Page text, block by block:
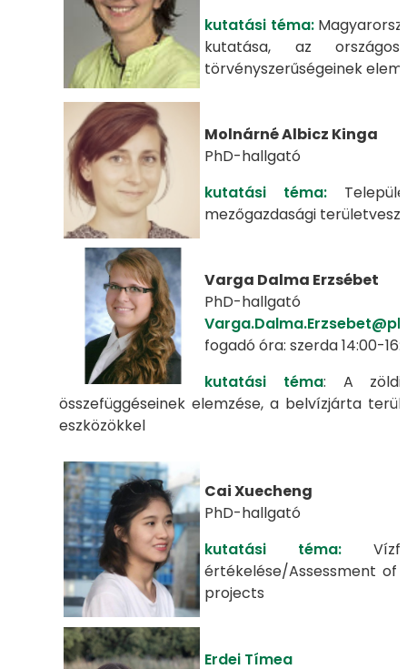
kutatási téma:
kutatása, az
törvényszerűségeinek
Molnárné Albicz Kinga
PhD-hallgató
kutatási téma:
mezőgazdasági
Varga Dalma Erzsébet
PhD-hallgató
fogadó óra: szerda 14:00-
kutatási téma: A
összefüggéseinek elemzése, a belvízjárta
eszközökkel
Cai Xuecheng
PhD-hallgató
kutatási téma:
értékelése/Assessment
projects
Erdei Tímea